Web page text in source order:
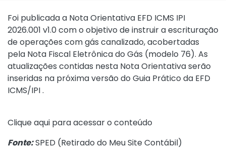
Foi publicada a Nota Orientativa EFD ICMS IPI
2026.001 v1.0 com o objetivo de instruir a escrituração
de operações com gás canalizado, acobertadas
pela Nota Fiscal Eletrônica do Gás (modelo 76). As
atualizações contidas nesta Nota Orientativa serão
inseridas na próxima versão do Guia Prático da EFD
ICMS/IPI .
Cliqueaqui para acessar o conteúdo
Fonte:SPED (Retirado do Meu Site Contábil)